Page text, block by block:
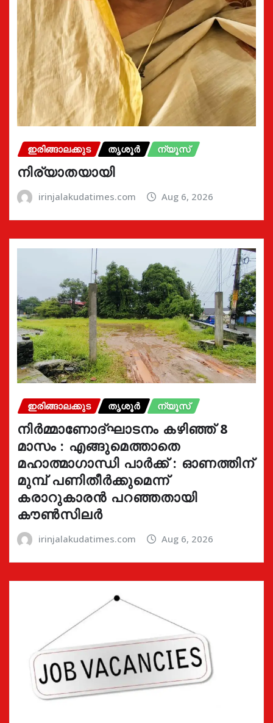
ഇരിങ്ങാലക്കുട തൃശൂർ ന്യൂസ്
നിര്യാതയായി
irinjalakudatimes.com Aug 6, 2026
ഇരിങ്ങാലക്കുട തൃശൂർ ന്യൂസ്
നിർമ്മാണോദ്ഘാടനം കഴിഞ്ഞ് 8
മാസം : എങ്ങുമെത്താതെ
മഹാത്മാഗാന്ധി പാർക്ക് : ഓണത്തിന്
മുമ്പ് പണിതീർക്കുമെന്ന്
കരാറുകാരൻ പറഞ്ഞതായി
കൗൺസിലർ
irinjalakudatimes.com Aug 6, 2026